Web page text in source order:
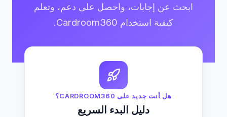
ابحث عن إجابات، واحصل على دعم، وتعلم
كيفية استخدام Cardroom360.
هل أنت جديد على CARDROOM360؟
دليل البدء السريع